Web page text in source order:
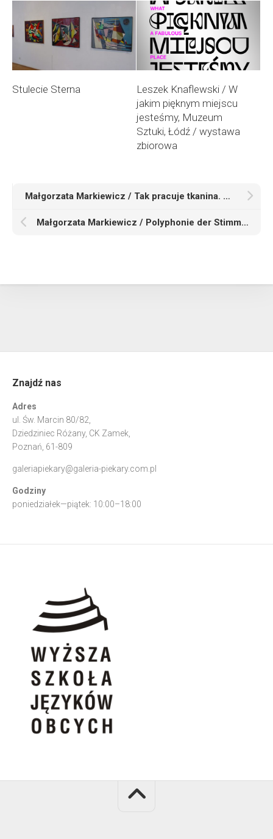
Stulecie Sterna
Leszek Knaflewski / W
jakim pięknym miejscu
jesteśmy, Muzeum
Sztuki, Łódź / wystawa
zbiorowa
Małgorzata Markiewicz / Tak pracuje tkanina. Centralne Muzeum Włókiennictwa w Łodzi / wystawa zbiorowa
Małgorzata Markiewicz / Polyphonie der Stimmen. Akademie Graz, Graz, Austria / wystawa zbiorowa
Znajdź nas
Adres
ul. Św. Marcin 80/82,
Dziedziniec Różany, CK Zamek,
Poznań, 61-809
galeriapiekary@galeria-piekary.com.pl
Godziny
poniedziałek—piątek: 10:00–18:00